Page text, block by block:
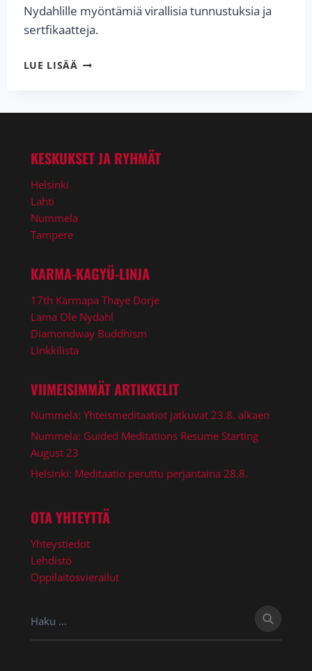
Nydahlille myöntämiä virallisia tunnustuksia ja
sertfikaatteja.
LUE LISÄÄSHAMAR
40
VUOTTA
KESKUKSET JA RYHMÄT
Helsinki
Lahti
Nummela
Tampere
KARMA-KAGYÜ-LINJA
17th Karmapa Thaye Dorje
Lama Ole Nydahl
Diamondway Buddhism
Linkkilista
VIIMEISIMMÄT ARTIKKELIT
Nummela: Yhteismeditaatiot jatkuvat 23.8. alkaen
Nummela: Guided Meditations Resume Starting
August 23
Helsinki: Meditaatio peruttu perjantaina 28.8.
OTA YHTEYTTÄ
Yhteystiedot
Lehdistö
Oppilaitosvierailut
Haku: